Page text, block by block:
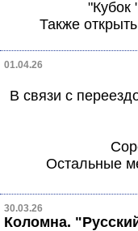
"Кубок
Также
01.04.26
В связи с
Остальные
30.03.26
Коломна.